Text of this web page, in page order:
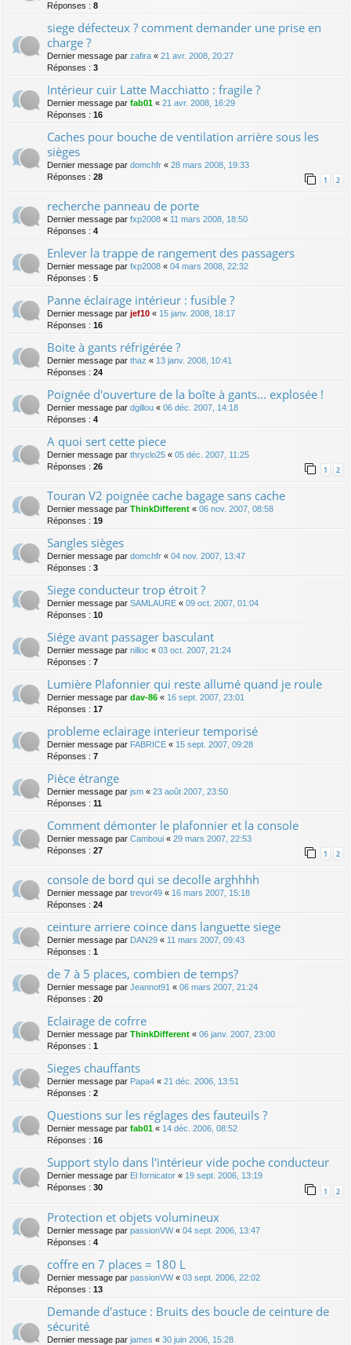
Réponses : 8
siege défecteux ? comment demander une prise en
charge ?
Dernier message par zafira « 21 avr. 2008, 20:27
Réponses : 3
Intérieur cuir Latte Macchiatto : fragile ?
Dernier message par fab01 « 21 avr. 2008, 16:29
Réponses : 16
Caches pour bouche de ventilation arrière sous les
sièges
Dernier message par domchfr « 28 mars 2008, 19:33
Réponses : 28 1 2
recherche panneau de porte
Dernier message par fxp2008 « 11 mars 2008, 18:50
Réponses : 4
Enlever la trappe de rangement des passagers
Dernier message par fxp2008 « 04 mars 2008, 22:32
Réponses : 5
Panne éclairage intérieur : fusible ?
Dernier message par jef10 « 15 janv. 2008, 18:17
Réponses : 16
Boite à gants réfrigérée ?
Dernier message par thaz « 13 janv. 2008, 10:41
Réponses : 24
Poignée d'ouverture de la boîte à gants... explosée !
Dernier message par dgillou « 06 déc. 2007, 14:18
Réponses : 4
A quoi sert cette piece
Dernier message par thryclo25 « 05 déc. 2007, 11:25
Réponses : 26 1 2
Touran V2 poignée cache bagage sans cache
Dernier message par ThinkDifferent « 06 nov. 2007, 08:58
Réponses : 19
Sangles sièges
Dernier message par domchfr « 04 nov. 2007, 13:47
Réponses : 3
Siege conducteur trop étroit ?
Dernier message par SAMLAURE « 09 oct. 2007, 01:04
Réponses : 10
Siége avant passager basculant
Dernier message par nilloc « 03 oct. 2007, 21:24
Réponses : 7
Lumière Plafonnier qui reste allumé quand je roule
Dernier message par dav-86 « 16 sept. 2007, 23:01
Réponses : 17
probleme eclairage interieur temporisé
Dernier message par FABRICE « 15 sept. 2007, 09:28
Réponses : 7
Pièce étrange
Dernier message par jsm « 23 août 2007, 23:50
Réponses : 11
Comment démonter le plafonnier et la console
Dernier message par Camboui « 29 mars 2007, 22:53
Réponses : 27 1 2
console de bord qui se decolle arghhhh
Dernier message par trevor49 « 16 mars 2007, 15:18
Réponses : 24
ceinture arriere coince dans languette siege
Dernier message par DAN29 « 11 mars 2007, 09:43
Réponses : 1
de 7 à 5 places, combien de temps?
Dernier message par Jeannot91 « 06 mars 2007, 21:24
Réponses : 20
Eclairage de cofrre
Dernier message par ThinkDifferent « 06 janv. 2007, 23:00
Réponses : 1
Sieges chauffants
Dernier message par Papa4 « 21 déc. 2006, 13:51
Réponses : 2
Questions sur les réglages des fauteuils ?
Dernier message par fab01 « 14 déc. 2006, 08:52
Réponses : 16
Support stylo dans l'intérieur vide poche conducteur
Dernier message par El fornicator « 19 sept. 2006, 13:19
Réponses : 30 1 2
Protection et objets volumineux
Dernier message par passionVW« 04 sept. 2006, 13:47
Réponses : 4
coffre en 7 places = 180 L
Dernier message par passionVW« 03 sept. 2006, 22:02
Réponses : 13
Demande d'astuce : Bruits des boucle de ceinture de
sécurité
Dernier message par james « 30 juin 2006, 15:28